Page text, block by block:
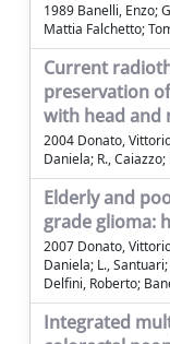
1989 Banelli, Enzo;
Mattia Falchetto;
Current
preservation
with head and
2004 Donato,
Daniela; R.,
Elderly and
grade glioma:
2007 Donato,
Daniela; L.,
Delfini, Roberto;
Integrated